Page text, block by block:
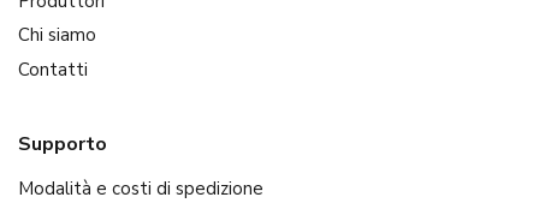
Chi siamo
Contatti
Supporto
Modalità e costi di spedizione